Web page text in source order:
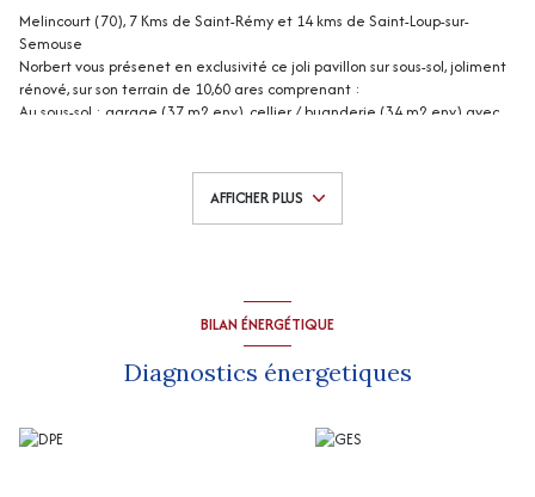
Melincourt (70), 7 Kms de Saint-Rémy et 14 kms de Saint-Loup-sur-
Semouse
Norbert vous présenet en exclusivité ce joli pavillon sur sous-sol, joliment
rénové, sur son terrain de 10,60 ares comprenant :
Au sous-sol : garage (37 m2 env), cellier / buanderie (34 m2 env) avec
dégagement (6 m2 env), cuisine équipée (13 m2 env), 3 chambres (10,
12 et 12 m2 env), salle d'eau (4 m2 env), wc.
disponibles sur le site Géorisqueshttp://www.georisques.gouv.fr
AFFICHER PLUS
BILAN ÉNERGÉTIQUE
Diagnostics énergetiques